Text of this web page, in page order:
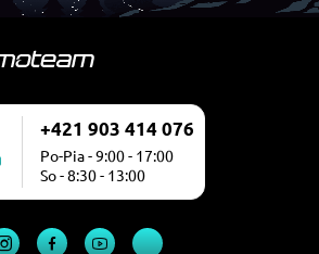
+421 903 414 076
Po-Pia - 9:00 - 17:00
So - 8:30 - 13:00